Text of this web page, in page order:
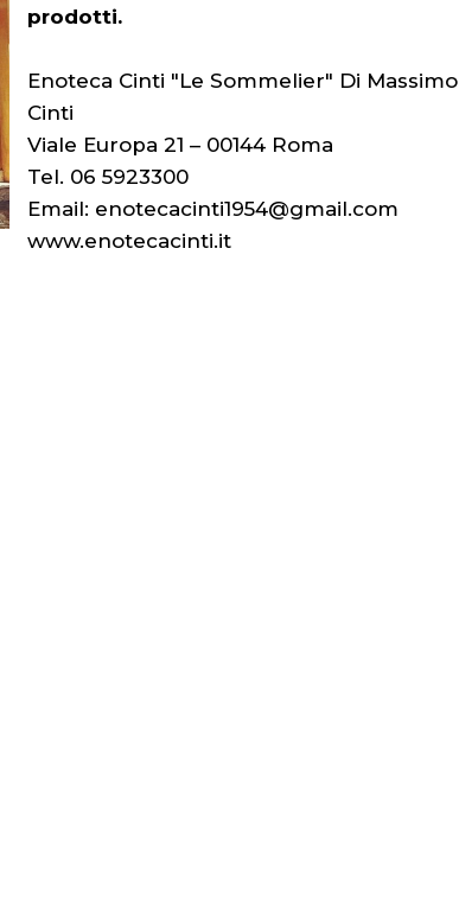
prodotti.
Enoteca Cinti "Le Sommelier" Di Massimo
Cinti
Viale Europa 21 – 00144 Roma
Tel. 06 5923300
Email: enotecacinti1954@gmail.com
www.enotecacinti.it